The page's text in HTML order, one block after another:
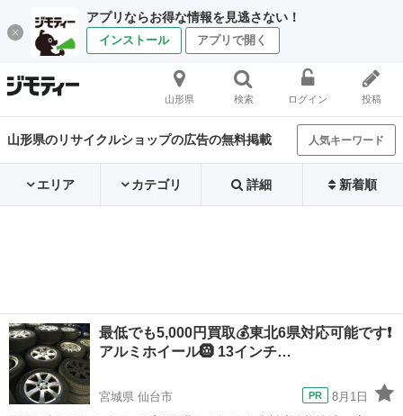
アプリならお得な情報を見逃さない！
インストール アプリで開く
山形県 検索 ログイン 投稿
山形県のリサイクルショップの広告の無料掲載 人気キーワード
エリア カテゴリ 詳細 新着順
最低でも5,000円買取💰️東北6県対応可能です❗
アルミホイール🛞 13インチ…
宮城県 仙台市
8月1日